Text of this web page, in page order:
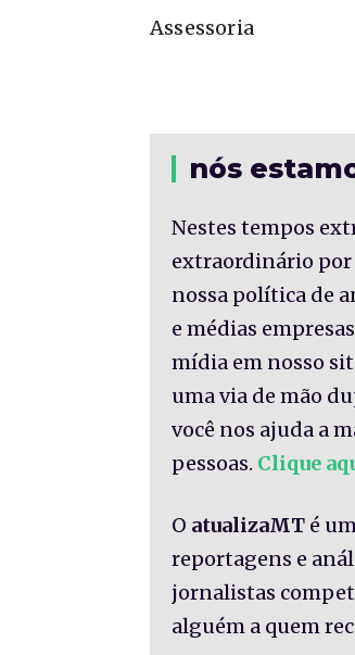
Assessoria
nós
Nestes tempos
extraordinário por
nossa política de
e médias
mídia em nosso
uma via de mão
você nos ajuda a
pessoas. Clique
O atualizaMT é
reportagens e
jornalistas
alguém a quem